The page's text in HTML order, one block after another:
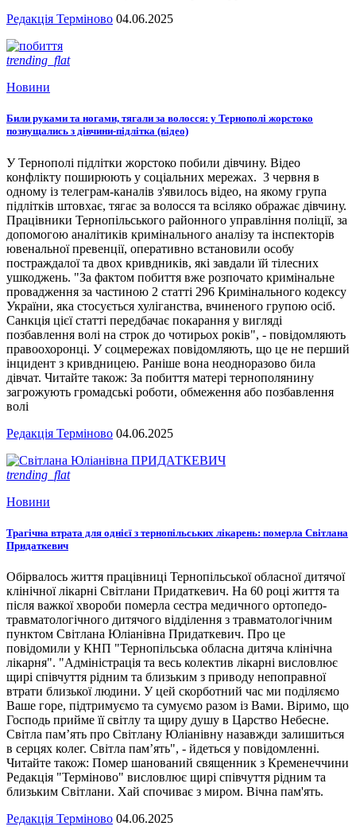
Редакція Терміново 04.06.2025
trending_flat
Новини
Били руками та ногами, тягали за волосся: у Тернополі жорстоко
познущались з дівчини-підлітка (відео)
У Тернополі підлітки жорстоко побили дівчину. Відео
конфлікту поширюють у соціальних мережах. 3 червня в
одному із телеграм-каналів з'явилось відео, на якому група
підлітків штовхає, тягає за волосся та всіляко ображає дівчину.
Працівники Тернопільського районного управління поліції, за
допомогою аналітиків кримінального аналізу та інспекторів
ювенальної превенції, оперативно встановили особу
постраждалої та двох кривдників, які завдали їй тілесних
ушкоджень. "За фактом побиття вже розпочато кримінальне
провадження за частиною 2 статті 296 Кримінального кодексу
України, яка стосується хуліганства, вчиненого групою осіб.
Санкція цієї статті передбачає покарання у вигляді
позбавлення волі на строк до чотирьох років", - повідомляють
правоохоронці. У соцмережах повідомляють, що це не перший
інцидент з кривдницею. Раніше вона неодноразово била
дівчат. Читайте також: За побиття матері тернополянину
загрожують громадські роботи, обмеження або позбавлення
волі
Редакція Терміново 04.06.2025
trending_flat
Новини
Трагічна втрата для однієї з тернопільських лікарень: померла Світлана
Придаткевич
Обірвалось життя працівниці Тернопільської обласної дитячої
клінічної лікарні Світлани Придаткевич. На 60 році життя та
після важкої хвороби померла сестра медичного ортопедо-
травматологічного дитячого відділення з травматологічним
пунктом Світлана Юліанівна Придаткевич. Про це
повідомили у КНП "Тернопільська обласна дитяча клінічна
лікарня". "Адміністрація та весь колектив лікарні висловлює
щирі співчуття рідним та близьким з приводу непоправної
втрати близької людини. У цей скорботний час ми поділяємо
Ваше горе, підтримуємо та сумуємо разом із Вами. Віримо, що
Господь прийме її світлу та щиру душу в Царство Небесне.
Світла пам’ять про Світлану Юліанівну назавжди залишиться
в серцях колег. Світла пам’ять", - йдеться у повідомленні.
Читайте також: Помер шанований священник з Кременеччини
Редакція "Терміново" висловлює щирі співчуття рідним та
близьким Світлани. Хай спочиває з миром. Вічна пам'ять.
Редакція Терміново 04.06.2025